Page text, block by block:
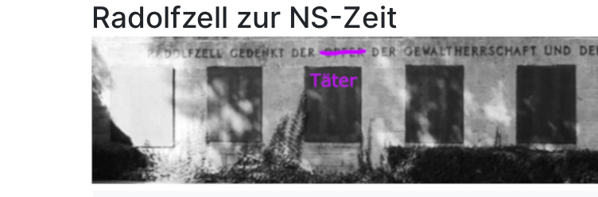
Radolfzell zur NS-Zeit